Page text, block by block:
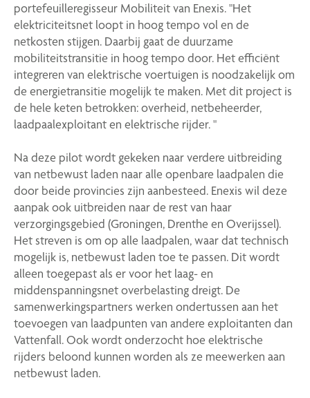
portefeuilleregisseur Mobiliteit van Enexis. "Het
elektriciteitsnet loopt in hoog tempo vol en de
netkosten stijgen. Daarbij gaat de duurzame
mobiliteitstransitie in hoog tempo door. Het efficiënt
integreren van elektrische voertuigen is noodzakelijk om
de energietransitie mogelijk te maken. Met dit project is
de hele keten betrokken: overheid, netbeheerder,
laadpaalexploitant en elektrische rijder. "
Na deze pilot wordt gekeken naar verdere uitbreiding
van netbewust laden naar alle openbare laadpalen die
door beide provincies zijn aanbesteed. Enexis wil deze
aanpak ook uitbreiden naar de rest van haar
verzorgingsgebied (Groningen, Drenthe en Overijssel).
Het streven is om op alle laadpalen, waar dat technisch
mogelijk is, netbewust laden toe te passen. Dit wordt
alleen toegepast als er voor het laag- en
middenspanningsnet overbelasting dreigt. De
samenwerkingspartners werken ondertussen aan het
toevoegen van laadpunten van andere exploitanten dan
Vattenfall. Ook wordt onderzocht hoe elektrische
rijders beloond kunnen worden als ze meewerken aan
netbewust laden.